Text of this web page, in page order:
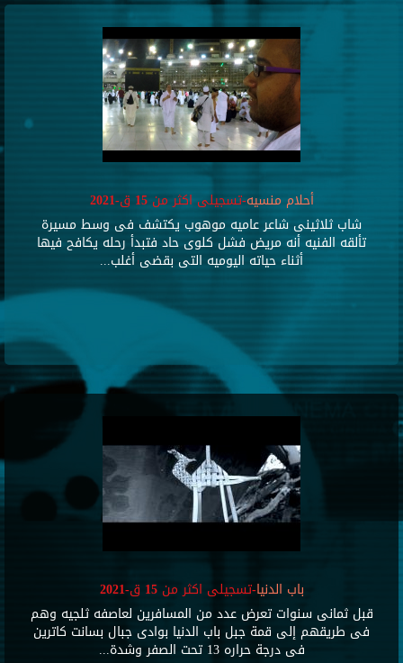
أحلام منسيه-تسجيلى اكثر من 15 ق-2021
شاب ثلاثينى شاعر عاميه موهوب يكتشف فى وسط مسيرة
تألقه الفنيه أنه مريض فشل كلوى حاد فتبدأ رحله يكافح فيها
أثناء حياته اليوميه التى بقضى أغلب...
باب الدنيا-تسجيلى اكثر من 15 ق-2021
قبل ثمانى سنوات تعرض عدد من المسافرين لعاصفه ثلجيه وهم
فى طريقهم إلى قمة جبل باب الدنيا بوادى جبال بسانت كاترين
فى درجة حراره 13 تحت الصفر وشدة...